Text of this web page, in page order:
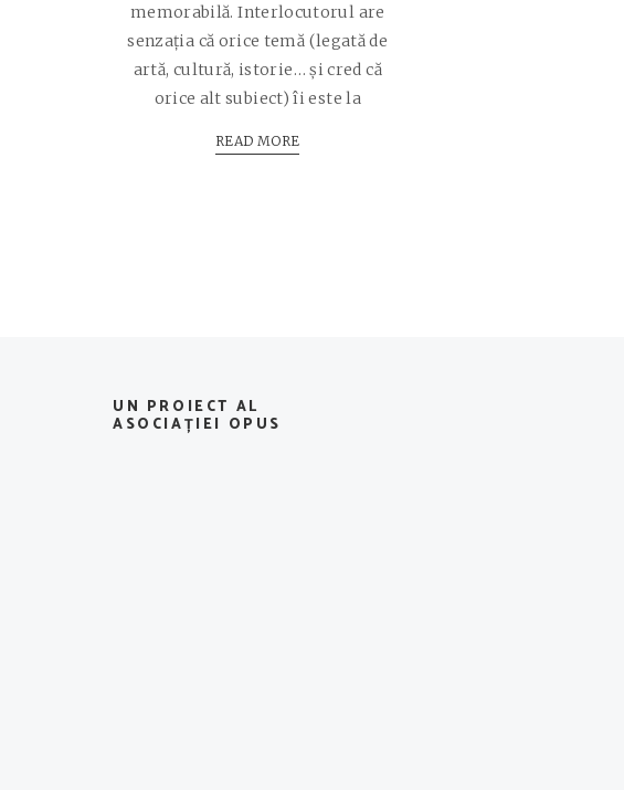
memorabilă. Interlocutorul are
senzația că orice temă (legată de
artă, cultură, istorie… și cred că
orice alt subiect) îi este la
READ MORE
UN PROIECT AL
ASOCIAȚIEI OPUS